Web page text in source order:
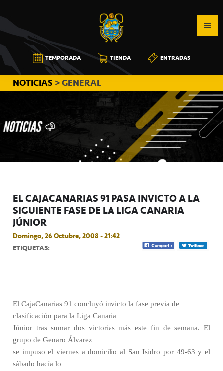
a
la
navegación
principal
al
contenido
principal
a
la
barra
lateral
principal
CB
CANARIAS
TEMPORADA TIENDA ENTRADAS
NOTICIAS > GENERAL
EL CAJACANARIAS 91 PASA INVICTO A LA
SIGUIENTE FASE DE LA LIGA CANARIA
JÚNIOR
Domingo, 26 Octubre, 2008 - 21:42
ETIQUETAS:
El CajaCanarias 91 concluyó invicto la fase previa de
clasificación para la Liga Canaria
Júnior tras sumar dos victorias más este fin de semana. El
grupo de Genaro Álvarez
se impuso el viernes a domicilio al San Isidro por 49-63 y el
sábado hacía lo